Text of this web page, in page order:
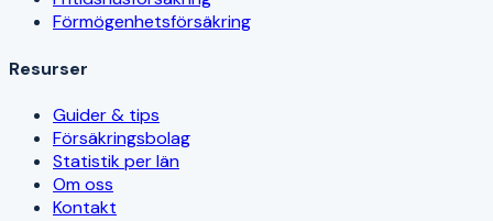
Förmögenhetsförsäkring
Resurser
Guider & tips
Försäkringsbolag
Statistik per län
Om oss
Kontakt